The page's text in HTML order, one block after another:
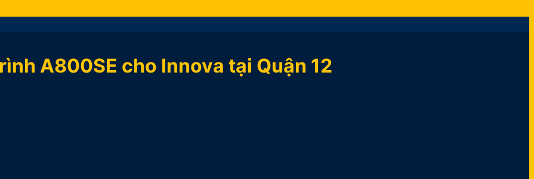
A800SE cho Innova tại Quận 12